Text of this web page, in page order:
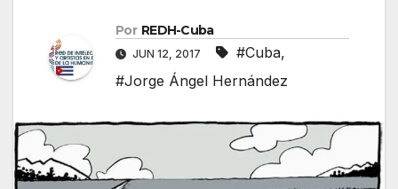
Por REDH-Cuba
JUN 12, 2017 #Cuba,
#Jorge Ángel Hernández